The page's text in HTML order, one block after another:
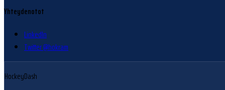
Yhteydenotot
LinkedIn
Twitter @hokram
HockeyDash